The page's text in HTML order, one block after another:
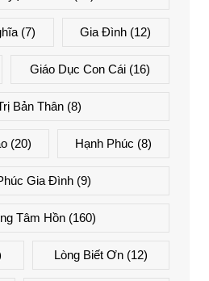
(7) Gia Đình (12)
Giáo Dục Con Cái(16)
Bản Thân(8)
(20) Hạnh Phúc (8)
Gia Đình (9)
Tâm Hồn (160)
Lòng Biết Ơn(12)